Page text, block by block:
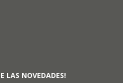
LAS NOVEDADES!